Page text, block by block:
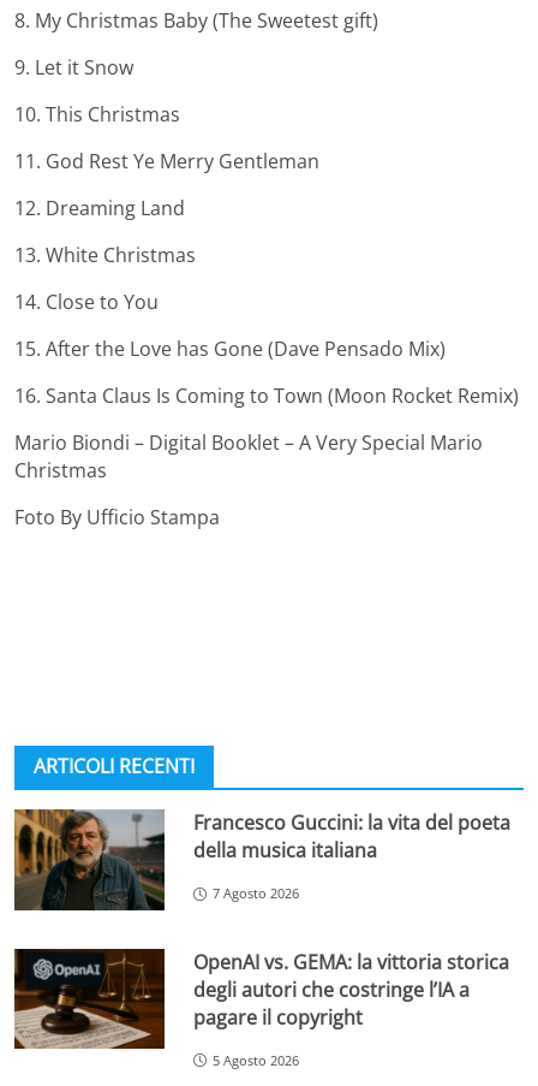
8. My Christmas Baby (The Sweetest gift)
9. Let it Snow
10. This Christmas
11. God Rest Ye Merry Gentleman
12. Dreaming Land
13. White Christmas
14. Close to You
15. After the Love has Gone (Dave Pensado Mix)
16. Santa Claus Is Coming to Town (Moon Rocket Remix)
Mario Biondi – Digital Booklet – A Very Special Mario
Christmas
Foto By Ufficio Stampa
ARTICOLI RECENTI
Francesco Guccini: la vita del poeta
della musica italiana
7 Agosto 2026
OpenAI vs. GEMA: la vittoria storica
degli autori che costringe l’IA a
pagare il copyright
5 Agosto 2026